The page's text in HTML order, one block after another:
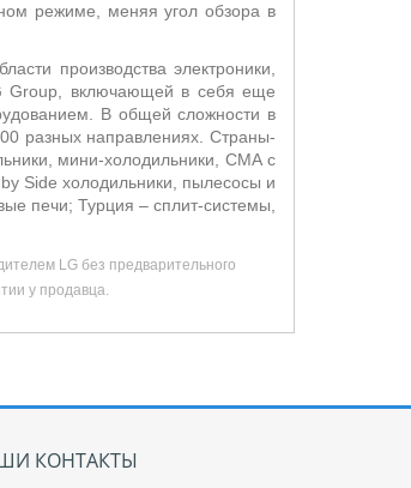
режиме, меняя угол обзора в
производства электроники,
Group, включающей в себя еще
В общей сложности в
разных направлениях. Страны-
мини-холодильники, СМА с
Side холодильники, пылесосы и
печи; Турция – сплит-системы,
LG без предварительного
у продавца.
КОНТАКТЫ